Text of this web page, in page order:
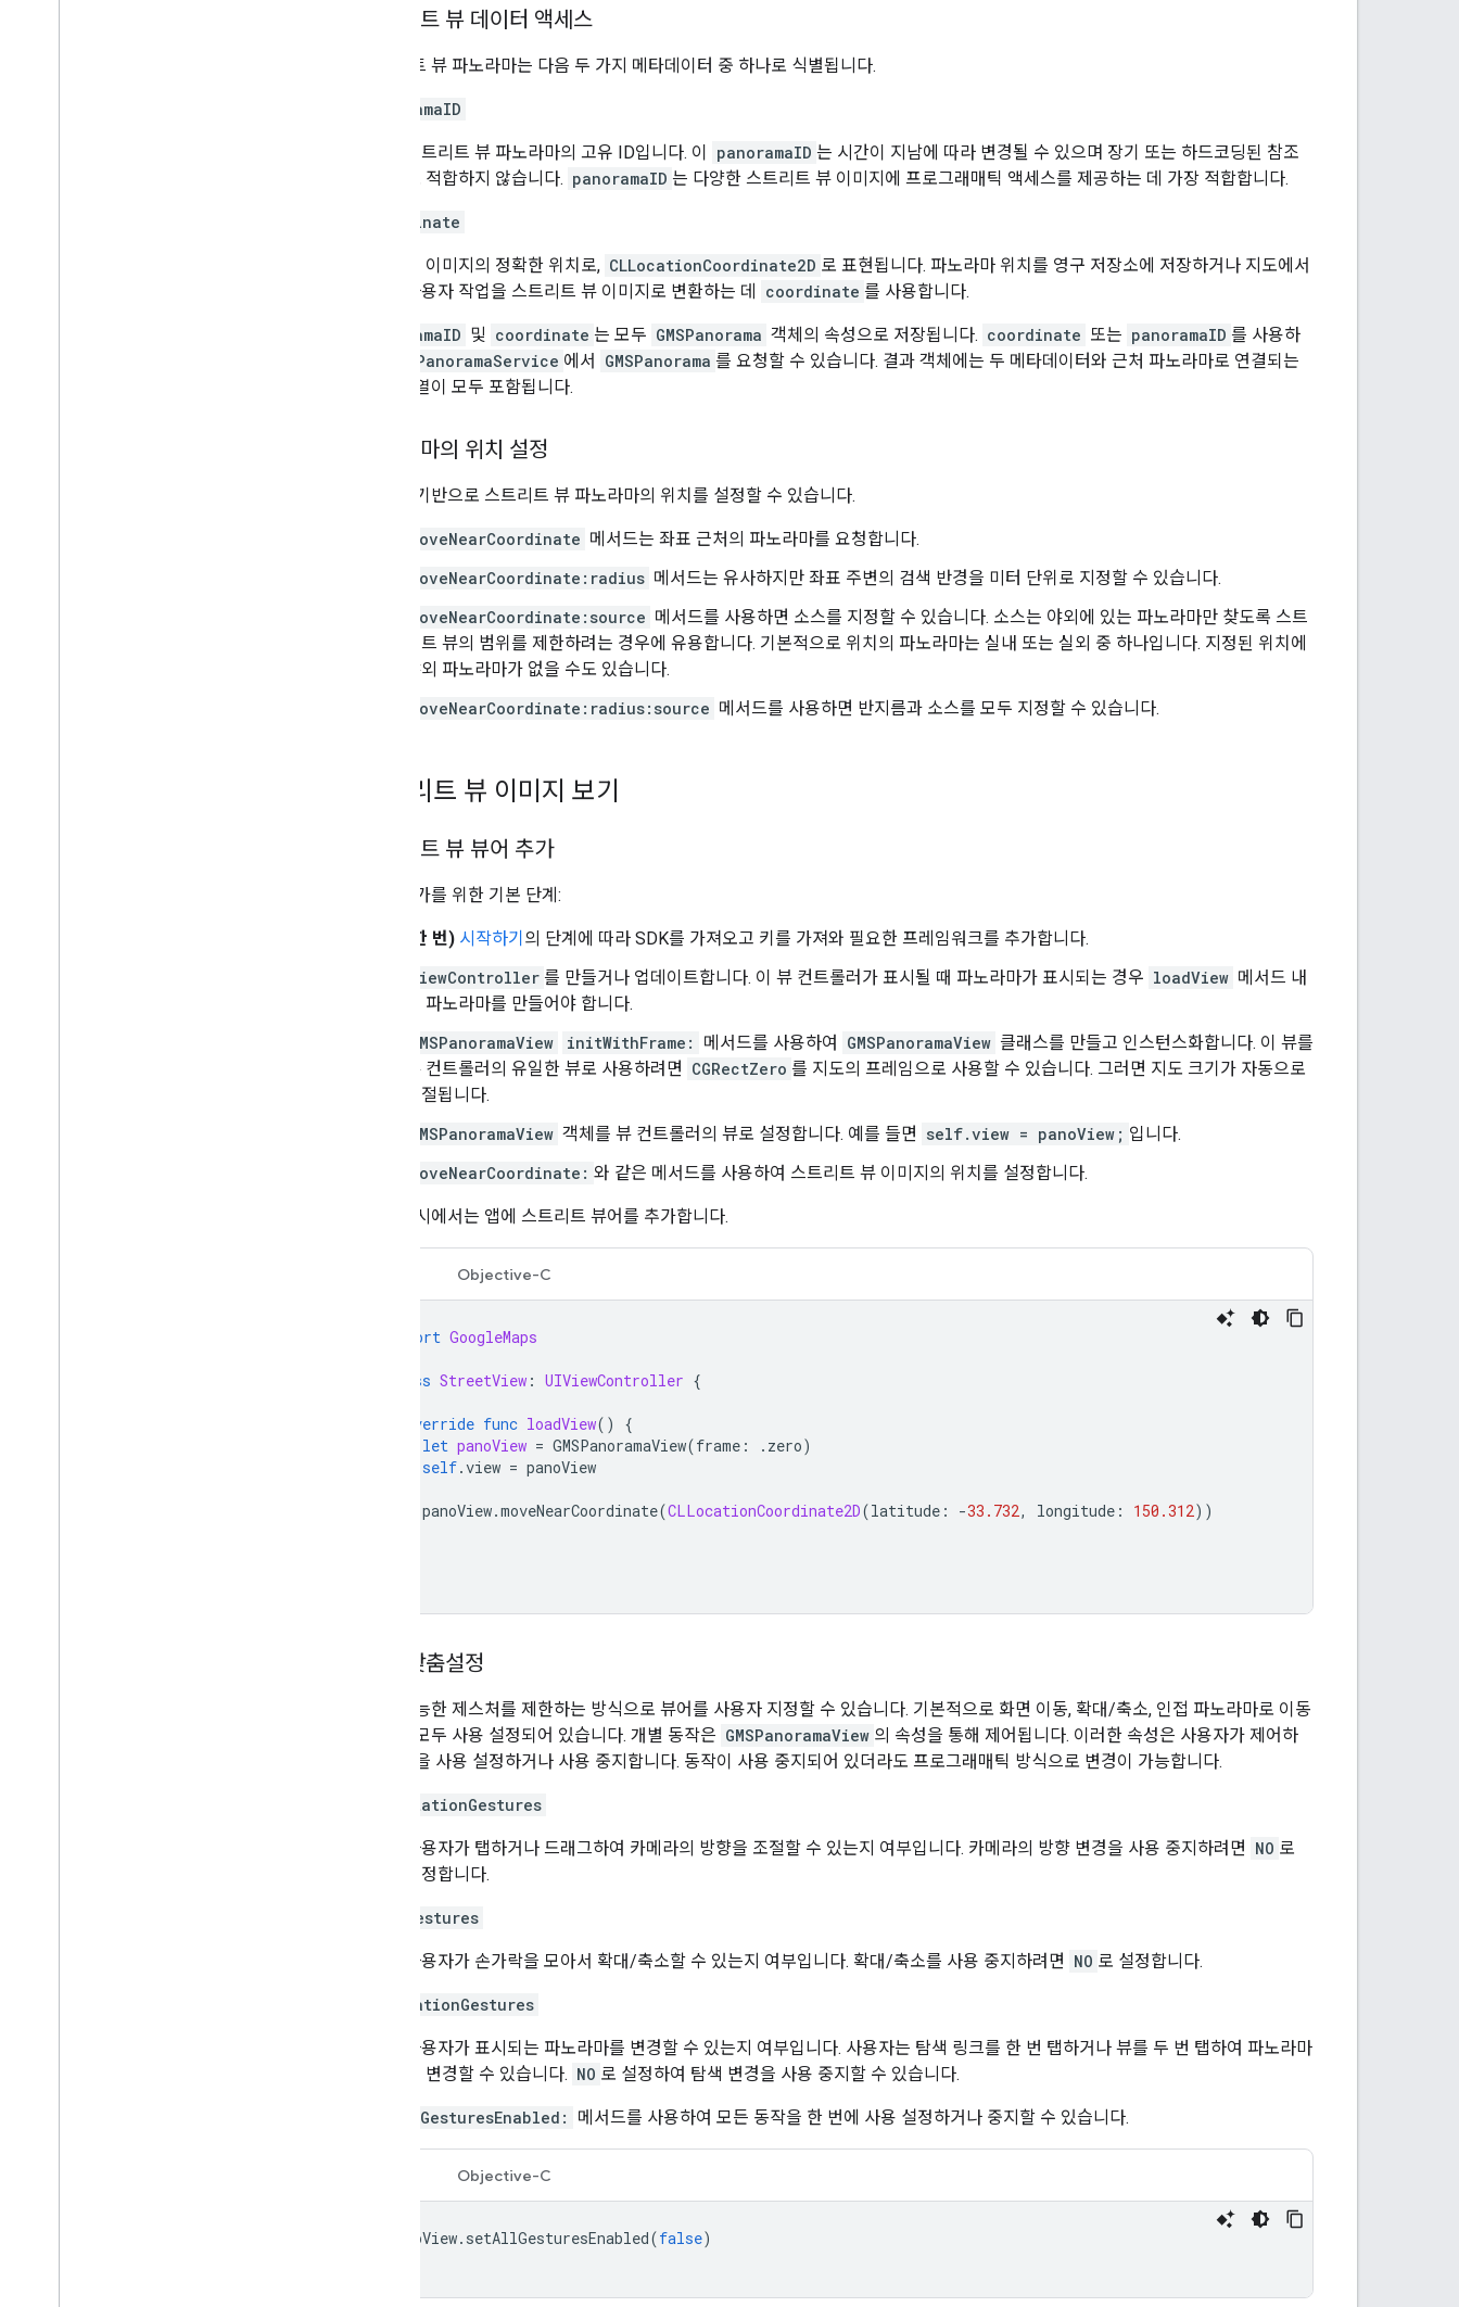
스트리트 뷰 데이터 액세스
스트리트 뷰 파노라마는 다음 두 가지 메타데이터 중 하나로 식별됩니다.
panoramaID
스트리트 뷰 파노라마의 고유 ID입니다. 이 panoramaID 는 시간이 지남에 따라 변경될 수 있으며 장기 또는 하드코딩된 참조
로 적합하지 않습니다. panoramaID 는 다양한 스트리트 뷰 이미지에 프로그래매틱 액세스를 제공하는 데 가장 적합합니다.
coordinate
이 이미지의 정확한 위치로, CLLocationCoordinate2D 로 표현됩니다. 파노라마 위치를 영구 저장소에 저장하거나 지도에서
사용자 작업을 스트리트 뷰 이미지로 변환하는 데
coordinate 를 사용합니다.
panoramaID 및 coordinate 는 모두 GMSPanorama 객체의 속성으로 저장됩니다. coordinate 또는 panoramaID 를 사용하
GMSPanoramaService 에서 GMSPanorama 를 요청할 수 있습니다. 결과 객체에는 두 메타데이터와 근처 파노라마로 연결되는
링크 배열이 모두 포함됩니다.
파노라마의 위치 설정
좌표를 기반으로 스트리트 뷰 파노라마의 위치를 설정할 수 있습니다.
moveNearCoordinate 메서드는 좌표 근처의 파노라마를 요청합니다.
moveNearCoordinate:radius 메서드는 유사하지만 좌표 주변의 검색 반경을 미터 단위로 지정할 수 있습니다.
moveNearCoordinate:source 메서드를 사용하면 소스를 지정할 수 있습니다. 소스는 야외에 있는 파노라마만 찾도록 스트
리트 뷰의 범위를 제한하려는 경우에 유용합니다. 기본적으로 위치의 파노라마는 실내 또는 실외 중 하나입니다. 지정된 위치에
야외 파노라마가 없을 수도 있습니다.
moveNearCoordinate:radius:source 메서드를 사용하면 반지름과 소스를 모두 지정할 수 있습니다.
스트리트 뷰 이미지 보기
스트리트 뷰 뷰어 추가
뷰어 추가를 위한 기본 단계:
(한 번) 시작하기 의 단계에 따라 SDK를 가져오고 키를 가져와 필요한 프레임워크를 추가합니다.
ViewController 를 만들거나 업데이트합니다. 이 뷰 컨트롤러가 표시될 때 파노라마가 표시되는 경우 loadView 메서드 내
에 파노라마를 만들어야 합니다.
GMSPanoramaView
initWithFrame: 메서드를 사용하여 GMSPanoramaView 클래스를 만들고 인스턴스화합니다. 이 뷰를
뷰 컨트롤러의 유일한 뷰로 사용하려면 CGRectZero 를 지도의 프레임으로 사용할 수 있습니다. 그러면 지도 크기가 자동으로
조절됩니다.
GMSPanoramaView 객체를 뷰 컨트롤러의 뷰로 설정합니다. 예를 들면 self.view = panoView; 입니다.
moveNearCoordinate: 와 같은 메서드를 사용하여 스트리트 뷰 이미지의 위치를 설정합니다.
아래 예시에서는 앱에 스트리트 뷰어를 추가합니다.
Objective-C
import GoogleMaps
class StreetView : UIViewController {
override func loadView()
{
let panoView = GMSPanoramaView(frame : . zero)
self.view = panoView
panoView.moveNearCoordinate(CLLocationCoordinate2D(latitude : -33.732, longitude : 150.312))
뷰어 맞춤설정
사용 가능한 제스처를 제한하는 방식으로 뷰어를 사용자 지정할 수 있습니다. 기본적으로 화면 이동, 확대/축소, 인접 파노라마로 이동
기능이 모두 사용 설정되어 있습니다. 개별 동작은 GMSPanoramaView 의 속성을 통해 제어됩니다. 이러한 속성은 사용자가 제어하
는 동작을 사용 설정하거나 사용 중지합니다. 동작이 사용 중지되어 있더라도 프로그래매틱 방식으로 변경이 가능합니다.
orientationGestures
사용자가 탭하거나 드래그하여 카메라의 방향을 조절할 수 있는지 여부입니다. 카메라의 방향 변경을 사용 중지하려면 NO 로
설정합니다.
zoomGestures
사용자가 손가락을 모아서 확대/축소할 수 있는지 여부입니다. 확대/축소를 사용 중지하려면 NO 로 설정합니다.
navigationGestures
사용자가 표시되는 파노라마를 변경할 수 있는지 여부입니다. 사용자는 탐색 링크를 한 번 탭하거나 뷰를 두 번 탭하여 파노라마
를 변경할 수 있습니다. NO 로 설정하여 탐색 변경을 사용 중지할 수 있습니다.
setAllGesturesEnabled: 메서드를 사용하여 모든 동작을 한 번에 사용 설정하거나 중지할 수 있습니다.
Objective-C
panoView. setAllGesturesEnabled(false)